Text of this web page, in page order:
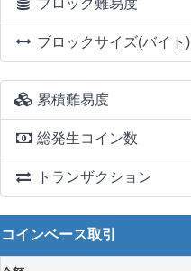
ブロック難易度
ブロックサイズ(バイト)
累積難易度
総発生コイン数
トランザクション
コインベース取引